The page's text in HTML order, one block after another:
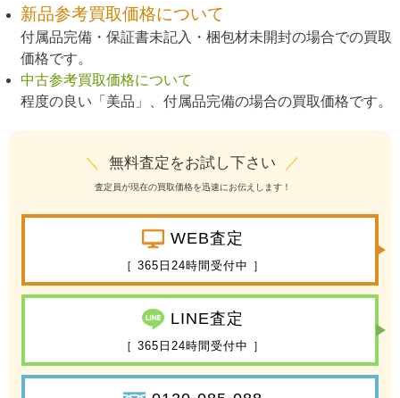
新品参考買取価格について
付属品完備・保証書未記入・梱包材未開封の場合での買取
価格です。
中古参考買取価格について
程度の良い「美品」、付属品完備の場合の買取価格です。
＼ 無料査定をお試し下さい ／
査定員が現在の買取価格を迅速にお伝えします！
WEB査定
［ 365日24時間受付中 ］
LINE査定
［ 365日24時間受付中 ］